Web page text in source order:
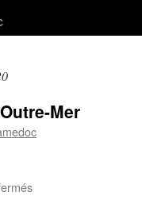
Mer
sur